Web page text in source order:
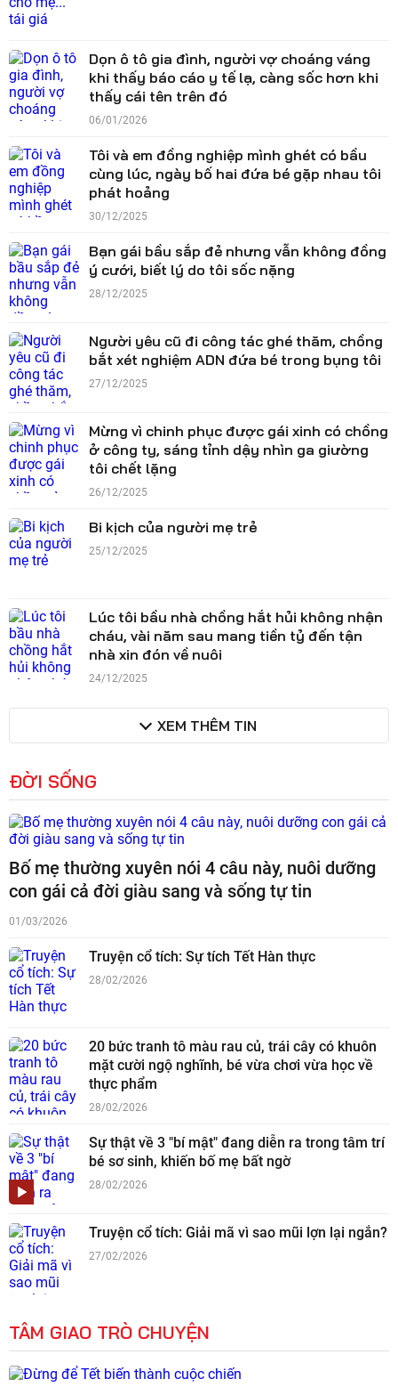
Dọn ô tô gia đình, người vợ choáng váng
khi thấy báo cáo y tế lạ, càng sốc hơn khi
thấy cái tên trên đó
06/01/2026
Tôi và em đồng nghiệp mình ghét có bầu
cùng lúc, ngày bố hai đứa bé gặp nhau tôi
phát hoảng
30/12/2025
Bạn gái bầu sắp đẻ nhưng vẫn không đồng
ý cưới, biết lý do tôi sốc nặng
28/12/2025
Người yêu cũ đi công tác ghé thăm, chồng
bắt xét nghiệm ADN đứa bé trong bụng tôi
27/12/2025
Mừng vì chinh phục được gái xinh có chồng
ở công ty, sáng tỉnh dậy nhìn ga giường
tôi chết lặng
26/12/2025
Bi kịch của người mẹ trẻ
25/12/2025
Lúc tôi bầu nhà chồng hắt hủi không nhận
cháu, vài năm sau mang tiền tỷ đến tận
nhà xin đón về nuôi
24/12/2025
XEM THÊM TIN
ĐỜI SỐNG
Bố mẹ thường xuyên nói 4 câu này, nuôi dưỡng
con gái cả đời giàu sang và sống tự tin
01/03/2026
Truyện cổ tích: Sự tích Tết Hàn thực
28/02/2026
20 bức tranh tô màu rau củ, trái cây có khuôn
mặt cười ngộ nghĩnh, bé vừa chơi vừa học về
thực phẩm
28/02/2026
Sự thật về 3 "bí mật" đang diễn ra trong tâm trí
bé sơ sinh, khiến bố mẹ bất ngờ
28/02/2026
Truyện cổ tích: Giải mã vì sao mũi lợn lại ngắn?
27/02/2026
TÂM GIAO TRÒ CHUYỆN